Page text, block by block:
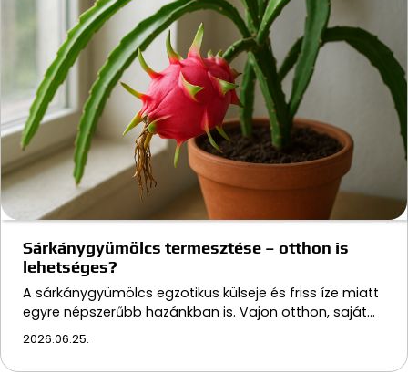
Sárkánygyümölcs termesztése – otthon is
lehetséges?
A sárkánygyümölcs egzotikus külseje és friss íze miatt
egyre népszerűbb hazánkban is. Vajon otthon, saját…
2026.06.25.